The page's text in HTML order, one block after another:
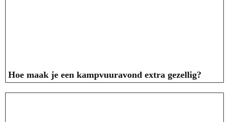
Hoe maak je een kampvuuravond extra gezellig?